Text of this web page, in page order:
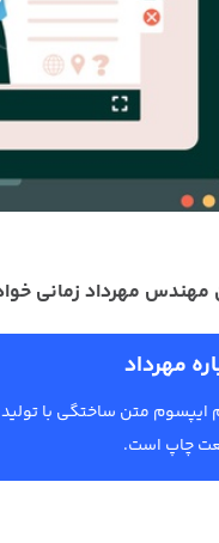
مهندس مهرداد زمانی
مهرداد
ایپسوم متن ساختگی با
چاپ است.